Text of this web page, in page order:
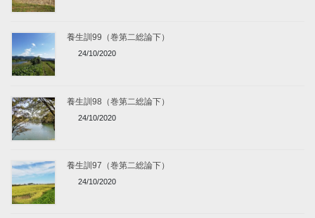
養生訓99（巻第二総論下）
24/10/2020
養生訓98（巻第二総論下）
24/10/2020
養生訓97（巻第二総論下）
24/10/2020